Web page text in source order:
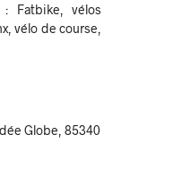
Fatbike, vélos
vélo de course,
Globe, 85340